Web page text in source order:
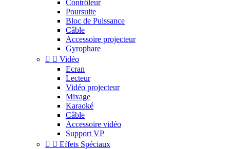
Contrôleur
Poursuite
Bloc de Puissance
Câble
Accessoire projecteur
Gyrophare
  Vidéo
Ecran
Lecteur
Vidéo projecteur
Mixage
Karaoké
Câble
Accessoire vidéo
Support VP
  Effets Spéciaux